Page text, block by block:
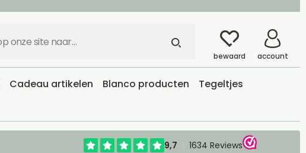
bewaard account
Cadeau artikelen Blanco producten
Tegeltjes